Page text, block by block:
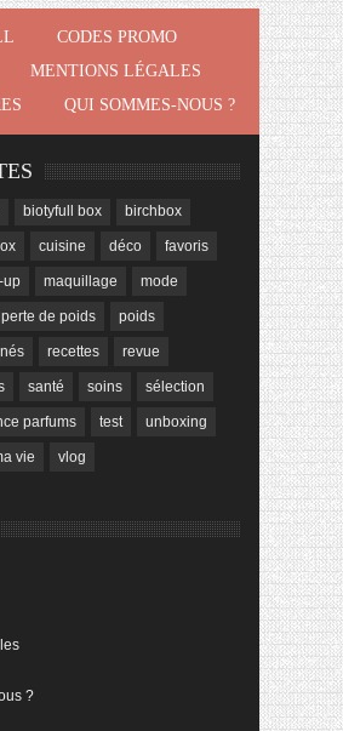
CODES PROMO
MENTIONS LÉGALES
QUI SOMMES-NOUS ?
biotyfull box birchbox
cuisine déco favoris
up maquillage mode
perte de poids poids
recettes revue
santé soins sélection
parfums test unboxing
vie vlog
?